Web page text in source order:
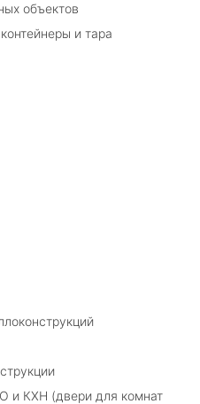
объектов
и тара
и КХН (двери для комнат